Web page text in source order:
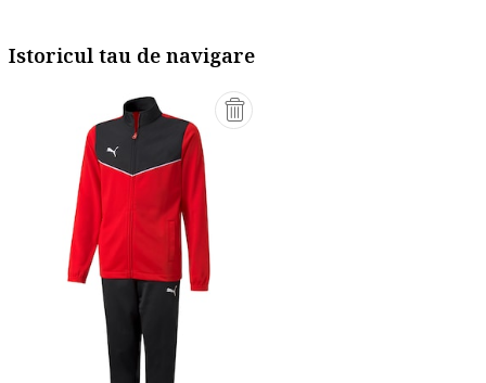
Istoricul tau de navigare